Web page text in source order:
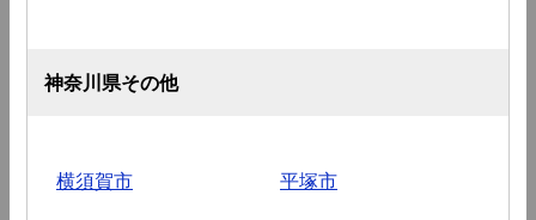
神奈川県その他
横須賀市 平塚市